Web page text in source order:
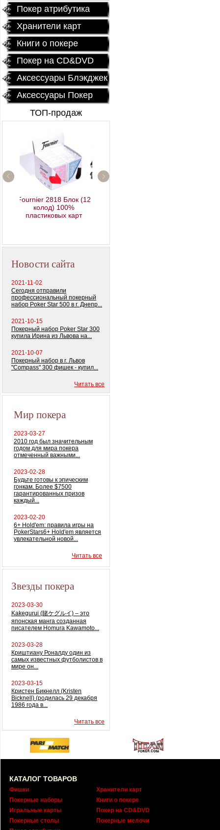
Покер атрибутика
Хранители карт
Книги о покере
Покер на CD&DVD
Аксессуары Блэкджек
Аксессуары Покер
ТОП-продаж
2818 Блок (12
колод) 100%
пластиковых карт
"Poker Star" 500
Новости сайта
2021-11-02
Сегодня отправили
профессиональный покерный
набор Poker Star 500 в г. Днепр...
2021-10-15
Покерный набор Poker Star 300
купила Ирина из Львова на...
2021-10-07
Покерный набор в г. Львов
"Compass" 300 фишек - купил...
Читать все
Мир покера
2023-03-27
2010 год был значительным
годом для мира покера
отмеченный важными...
2023-02-28
Будьте готовы к эпическим
гонкам. Более $7500
гарантированных призов
каждый...
2023-02-20
6+ Hold'em: правила игры на
PokerStars6+ Hold'em является
увлекательной новой...
Читать все
Звезды покера
2023-03-30
Kakegurui (賭ケグルイ) – это
японская манга созданная
писателем Homura Kawamoto...
2023-03-28
Криштиану Роналду один из
самых известных футболистов в
мире он...
2023-03-15
Кристен Бикнелл (Kristen
Bicknell) (родилась 29 декабря
1986 года в...
Читать все
КАТАЛОГ ТОВАРОВ
Фишки
Покерные наборы
Игральные карты
Покерные столы
Хранители карт
Книги о покере
Покер на CD&DVD
Покерные мелочи